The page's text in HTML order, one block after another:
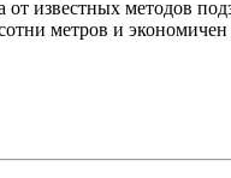
от известных методов
метров и